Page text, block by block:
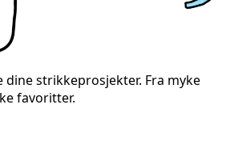
dine strikkeprosjekter. Fra myke
favoritter.